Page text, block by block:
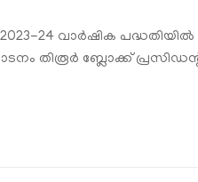
24 വാർഷിക
തിരൂർ ബ്ലോക്ക്